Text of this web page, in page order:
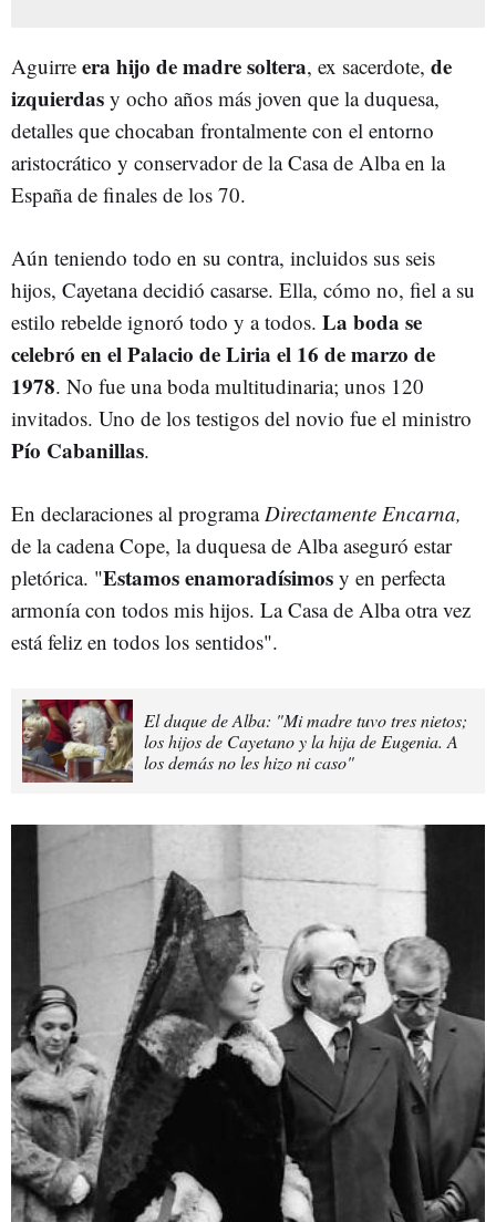
Aguirre era hijo de madre soltera, ex sacerdote, de
izquierdas y ocho años más joven que la duquesa,
detalles que chocaban frontalmente con el entorno
aristocrático y conservador de la Casa de Alba en la
España de finales de los 70.
Aún teniendo todo en su contra, incluidos sus seis
hijos, Cayetana decidió casarse. Ella, cómo no, fiel a su
estilo rebelde ignoró todo y a todos. La boda se
celebró en el Palacio de Liria el 16 de marzo de
1978. No fue una boda multitudinaria; unos 120
invitados. Uno de los testigos del novio fue el ministro
Pío Cabanillas.
En declaraciones al programa Directamente Encarna,
de la cadena Cope, la duquesa de Alba aseguró estar
pletórica. "Estamos enamoradísimos y en perfecta
armonía con todos mis hijos. La Casa de Alba otra vez
está feliz en todos los sentidos".
El duque de Alba: "Mi madre tuvo tres nietos;
los hijos de Cayetano y la hija de Eugenia. A
los demás no les hizo ni caso"